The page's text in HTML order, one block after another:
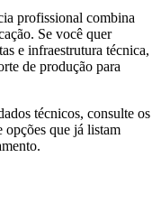
profissional combina
Se você quer
e infraestrutura técnica,
de produção para
técnicos, consulte os
opções que já listam